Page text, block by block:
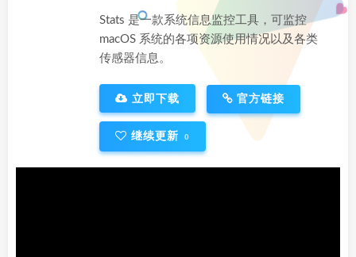
Stats 是一款系统信息监控工具，可监控
macOS 系统的各项资源使用情况以及各类
传感器信息。
立即下载 官方链接
继续更新 0